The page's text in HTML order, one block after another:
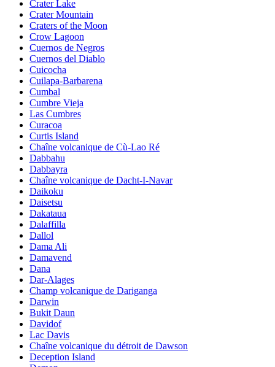
Crater Lake
Crater Mountain
Craters of the Moon
Crow Lagoon
Cuernos de Negros
Cuernos del Diablo
Cuicocha
Cuilapa-Barbarena
Cumbal
Cumbre Vieja
Las Cumbres
Curacoa
Curtis Island
Chaîne volcanique de Cù-Lao Ré
Dabbahu
Dabbayra
Chaîne volcanique de Dacht-I-Navar
Daikoku
Daisetsu
Dakataua
Dalaffilla
Dallol
Dama Ali
Damavend
Dana
Dar-Alages
Champ volcanique de Dariganga
Darwin
Bukit Daun
Davidof
Lac Davis
Chaîne volcanique du détroit de Dawson
Deception Island